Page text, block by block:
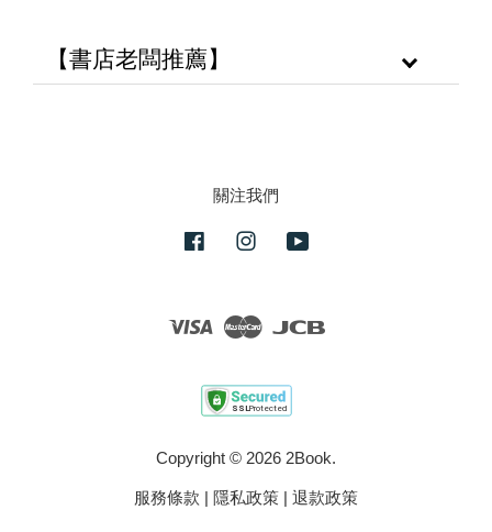
【書店老闆推薦】
關注我們
FacebookInstagram
Visa Master
Copyright © 2026 2Book.
服務條款 | 隱私政策 | 退款政策